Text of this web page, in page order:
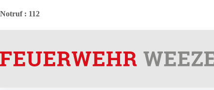
Inhalt
Notruf: 112